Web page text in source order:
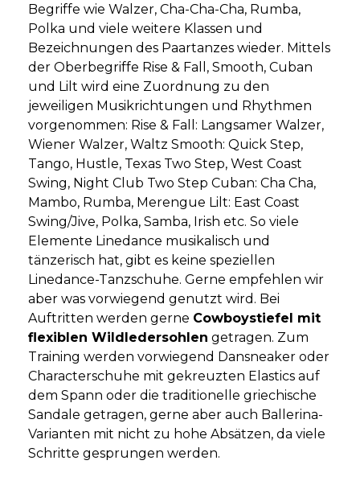
Begriffe wie Walzer, Cha-Cha-Cha, Rumba,
Polka und viele weitere Klassen und
Bezeichnungen des Paartanzes wieder. Mittels
der Oberbegriffe Rise & Fall, Smooth, Cuban
und Lilt wird eine Zuordnung zu den
jeweiligen Musikrichtungen und Rhythmen
vorgenommen: Rise & Fall: Langsamer Walzer,
Wiener Walzer, Waltz Smooth: Quick Step,
Tango, Hustle, Texas Two Step, West Coast
Swing, Night Club Two Step Cuban: Cha Cha,
Mambo, Rumba, Merengue Lilt: East Coast
Swing/Jive, Polka, Samba, Irish etc. So viele
Elemente Linedance musikalisch und
tänzerisch hat, gibt es keine speziellen
Linedance-Tanzschuhe. Gerne empfehlen wir
aber was vorwiegend genutzt wird. Bei
Auftritten werden gerne Cowboystiefel mit
flexiblen Wildledersohlen getragen. Zum
Training werden vorwiegend Dansneaker oder
Characterschuhe mit gekreuzten Elastics auf
dem Spann oder die traditionelle griechische
Sandale getragen, gerne aber auch Ballerina-
Varianten mit nicht zu hohe Absätzen, da viele
Schritte gesprungen werden.